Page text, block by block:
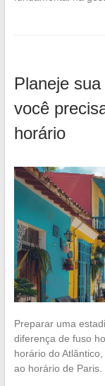
Planeje
você
horário
Preparar uma
diferença de fuso
horário do
ao horário de Paris.